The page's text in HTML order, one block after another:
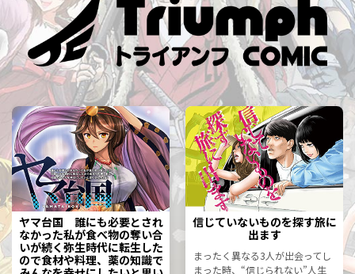
信じていないものを探す旅に
出ます
まったく異なる3人が出会ってし
まった時、“信じられない”人生
天赦の七牢人
地図から消された村の奪還作
戦！メンバーは全員悪人！！